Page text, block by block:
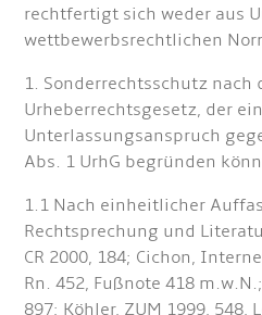
rechtfertigt sich weder aus
wettbewerbsrechtlichen
1. Sonderrechtsschutz nach
Urheberrechtsgesetz, der
Unterlassungsanspruch
Abs. 1 UrhG begründen
1.1 Nach einheitlicher
Rechtsprechung und
CR 2000, 184; Cichon,
Rn. 452, Fußnote 418
897; Köhler, ZUM 1999, 548,